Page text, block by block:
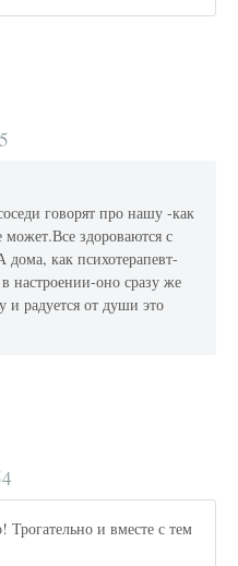
говорят про нашу -как
может.Все здороваются с
как психотерапевт-
настроении-оно сразу же
и радуется от души это
и вместе с тем